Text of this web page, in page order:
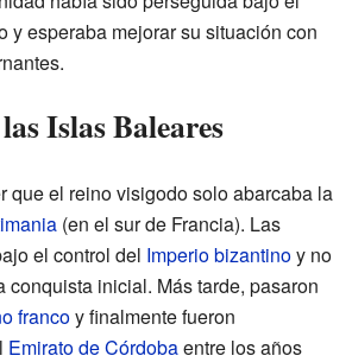
y esperaba mejorar su situación con
Islas Baleares
que el reino visigodo solo abarcaba la
(en el sur de Francia). Las
el control del Imperio bizantinoy no
conquista inicial. Más tarde, pasaron
francoy finalmente fueron
Emirato de Córdobaentre los años